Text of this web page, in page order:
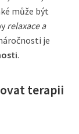
může být
relaxace a
je
.
terapii